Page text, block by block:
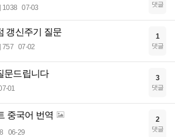
1038 07-03 댓글
갱신주기 질문
757 07-02
1
댓글
문드립니다
01
3
댓글
중국어 번역
06-29
2
댓글